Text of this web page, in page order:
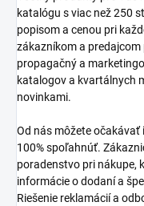
katalógu s viac než 250
popisom a cenou pri
zákazníkom a
propagačný a
katalogov a kvartálnych
novinkami.
Od nás môžete očakávať
100% spoľahnúť.
poradenstvo pri nákupe,
informácie o dodaní a
Riešenie reklamácií a